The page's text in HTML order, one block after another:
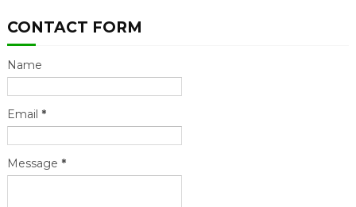
CONTACT FORM
Name
Email *
Message *